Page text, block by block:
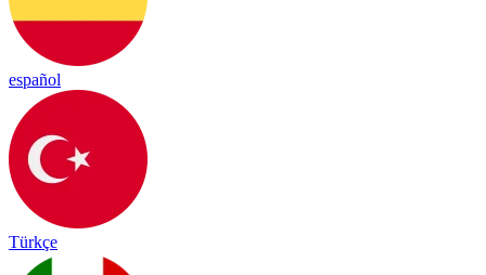
español
Türkçe